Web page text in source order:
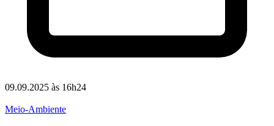
09.09.2025 às 16h24
Meio-Ambiente